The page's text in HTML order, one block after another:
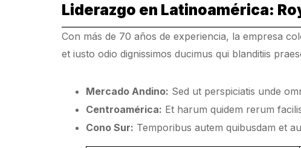
Liderazgo en Latinoamérica:
Con más de 70 años de experiencia, la empresa
et iusto odio dignissimos ducimus qui blanditiis
Mercado Andino: Sed ut perspiciatis unde
Centroamérica: Et harum quidem rerum
Cono Sur: Temporibus autem quibusdam et